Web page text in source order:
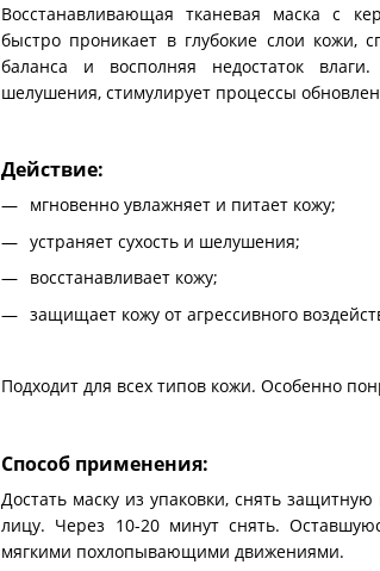
Восстанавливающая тканевая маска с
быстро проникает в глубокие слои кожи,
баланса и восполняя недостаток
шелушения, стимулирует процессы
Действие:
мгновенно увлажняет и питает кожу;
устраняет сухость и шелушения;
восстанавливает кожу;
защищает кожу от агрессивного
Подходит для всех типов кожи. Особенно
Способ применения:
Достать маску из упаковки, снять
лицу. Через 10-20 минут снять.
мягкими похлопывающими движениями.